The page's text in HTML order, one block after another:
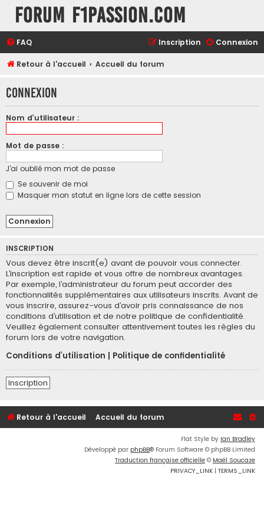
Forum F1Passion.com
FAQ Connexion
Inscription
Retour à l'accueil Accueil du forum
Connexion
Nom d’utilisateur :
Mot de passe :
J’ai oublié mon mot de passe
Se souvenir de moi
Masquer mon statut en ligne lors de cette session
INSCRIPTION
Vous devez être inscrit(e) avant de pouvoir vous connecter.
L’inscription est rapide et vous offre de nombreux avantages.
Par exemple, l’administrateur du forum peut accorder des
fonctionnalités supplémentaires aux utilisateurs inscrits. Avant de
vous inscrire, assurez-vous d’avoir pris connaissance de nos
conditions d’utilisation et de notre politique de confidentialité.
Veuillez également consulter attentivement toutes les règles du
forum lors de votre navigation.
Conditions d’utilisation
Politique de confidentialité
Inscription
Retour à l'accueil Accueil du forum
Flat Style by Ian Bradley
Développé par phpBB® Forum Software © phpBB Limited
Traduction française officielle © Maël Soucaze
PRIVACY_LINK | TERMS_LINK